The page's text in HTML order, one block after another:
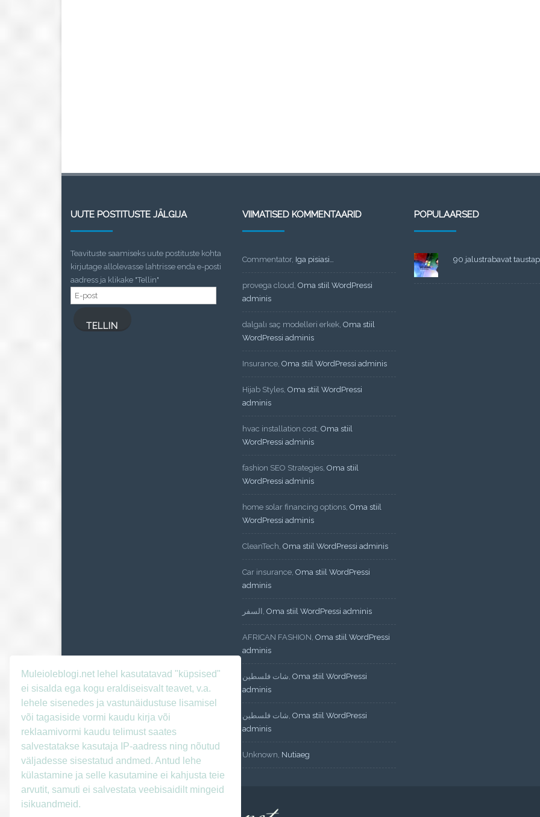
UUTE POSTITUSTE JÄLGIJA
Teavituste saamiseks uute postituste kohta
kirjutage allolevasse lahtrisse enda e-posti
aadress ja klikake "Tellin"
E-
post
TELLIN
VIIMATISED KOMMENTAARID
Commentator, Iga pisiasi…
provega cloud Oma stiil WordPressi
adminis
dalgalı saç modelleri erkek Oma stiil
WordPressi adminis
Insurance Oma stiil WordPressi adminis
Hijab Styles Oma stiil WordPressi
adminis
hvac installation cost Oma stiil
WordPressi adminis
fashion SEO Strategies Oma stiil
WordPressi adminis
home solar financing options Oma stiil
WordPressi adminis
CleanTech Oma stiil WordPressi adminis
Car insurance Oma stiil WordPressi
adminis
السفر Oma stiil WordPressi adminis
AFRICAN FASHION Oma stiil WordPressi
adminis
شات فلسطين Oma stiil WordPressi
adminis
شات فلسطين Oma stiil WordPressi
adminis
Unknown Nutiaeg
POPULAARSED
90 jalustrabavat
Muleioleblogi.net lehel kasutatavad "küpsised"
ei sisalda ega kogu eraldiseisvalt teavet, v.a.
lehele sisenedes ja vastunäidustuse lisamisel
või tagasiside vormi kaudu kirja või
reklaamivormi kaudu telimust saates
salvestatakse kasutaja IP-aadress ning nõutud
väljadesse sisestatud andmed. Antud lehe
külastamine ja selle kasutamine ei kahjusta teie
arvutit, samuti ei salvestata veebisaidilt mingeid
isikuandmeid.